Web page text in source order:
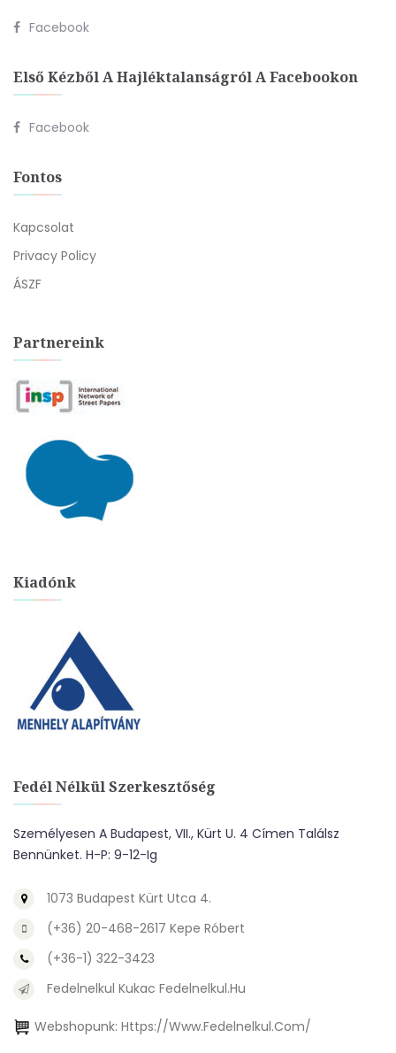
Facebook
Első Kézből A Hajléktalanságról A Facebookon
Facebook
Fontos
Kapcsolat
Privacy Policy
ÁSZF
Partnereink
Kiadónk
Fedél Nélkül Szerkesztőség
Személyesen A Budapest, VII., Kürt U. 4 Címen Találsz
Bennünket. H-P: 9-12-Ig
1073 Budapest Kürt Utca 4.
(+36) 20-468-2617 Kepe Róbert
(+36-1) 322-3423
Fedelnelkul Kukac Fedelnelkul.hu
Webshopunk: Https://www.fedelnelkul.com/